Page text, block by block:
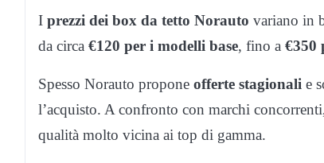
I prezzi dei box da tetto Norauto variano in
da circa €120 per i modelli base, fino a €350
Spesso Norauto propone offerte stagionali e
l’acquisto. A confronto con marchi
qualità molto vicina ai top di gamma.